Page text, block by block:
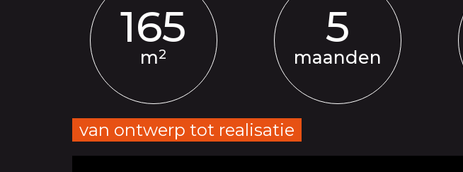
165
m2
5
maanden
van ontwerp tot realisatie